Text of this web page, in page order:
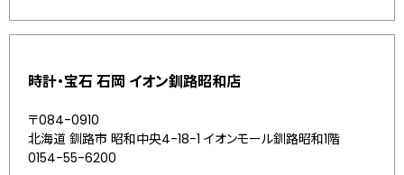
時計・宝石 石岡 イオン釧路昭和店
〒084-0910
北海道 釧路市 昭和中央4-18-1 イオンモール釧路昭和1階
0154-55-6200